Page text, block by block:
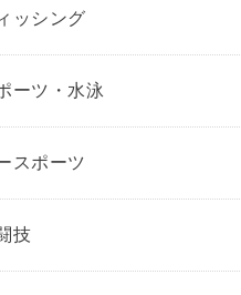
ッシング
ーツ・水泳
スポーツ
技